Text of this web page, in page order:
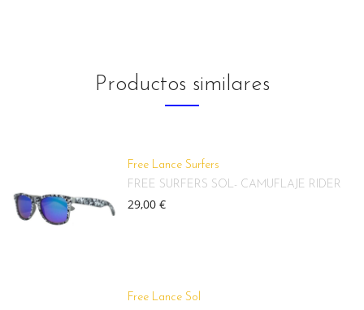
Productos similares
Free Lance Surfers
FREE SURFERS SOL- CAMUFLAJE RIDER
29,00 €
Free Lance Sol